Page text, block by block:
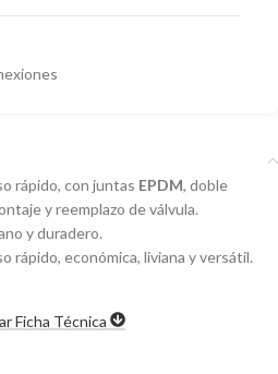
rápido, con juntas EPDM, doble
y reemplazo de válvula.
y duradero.
rápido, económica, liviana y versátil.
Ficha Técnica